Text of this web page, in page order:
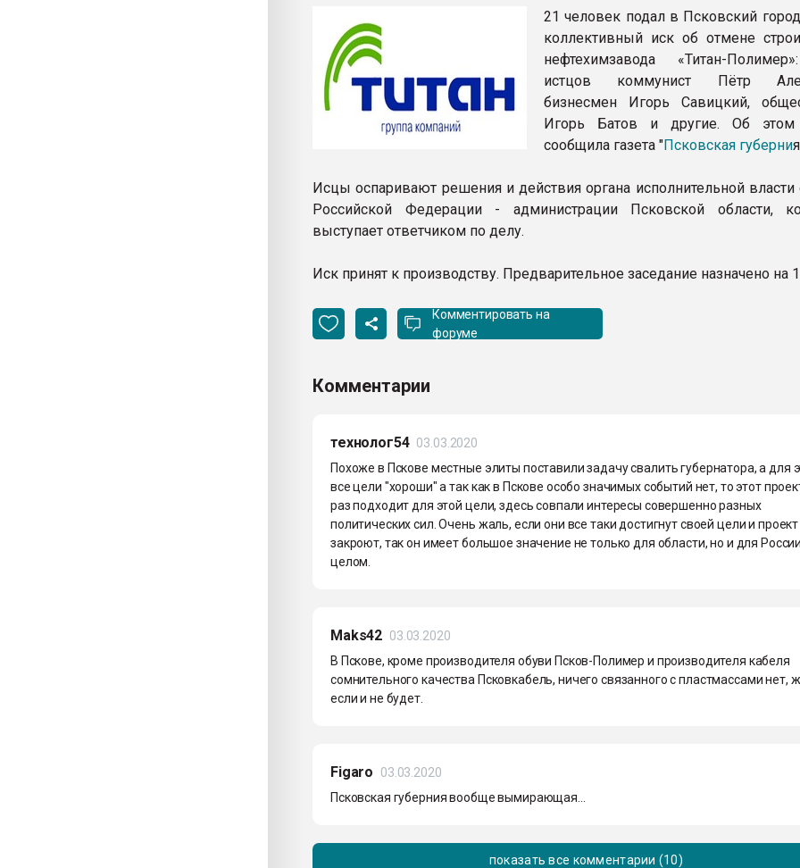
21 человек подал в Псковский
коллективный иск об отмене
нефтехимзавода «Титан-
истцов коммунист Пётр
бизнесмен Игорь Савицкий,
Игорь Батов и другие. Об этом
сообщила газета "Псковская губерни
Исцы оспаривают решения и действия органа исполнительной власти
Российской Федерации - администрации Псковской области,
выступает ответчиком по делу.
Иск принят к производству. Предварительное заседание назначено на
Комментировать на
форуме
Комментарии
технолог54 03.03.2020
Похоже в Пскове местные элиты поставили задачу свалить губернатора, а для
все цели "хороши" а так как в Пскове особо значимых событий нет, то этот
раз подходит для этой цели, здесь совпали интересы совершенно разных
политических сил. Очень жаль, если они все таки достигнут своей цели и проект
закроют, так он имеет большое значение не только для области, но и для
целом.
Maks42 03.03.2020
В Пскове, кроме производителя обуви Псков-Полимер и производителя кабеля
сомнительного качества Псковкабель, ничего связанного с пластмассами нет,
если и не будет.
Figaro
03.03.2020
Псковская губерния вообще вымирающая...
показать все комментарии (10)